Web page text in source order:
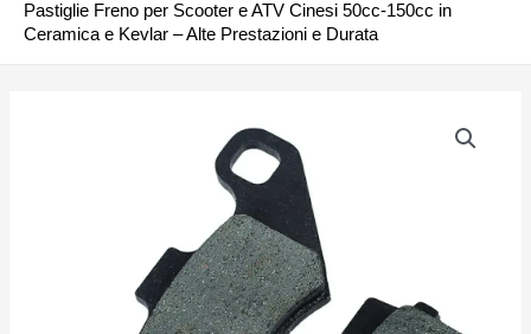
Pastiglie Freno per Scooter e ATV Cinesi 50cc-150cc in
Ceramica e Kevlar – Alte Prestazioni e Durata